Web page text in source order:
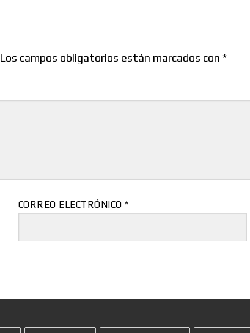
Los campos obligatorios están marcados con *
CORREO ELECTRÓNICO*